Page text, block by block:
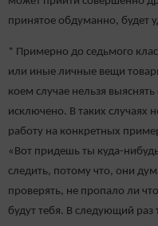
принятое обдуманно, будет
* Примерно до седьмого
или иные личные вещи
коем случае нельзя
исключено. В таких случаях
работу на конкретных
«Вот придешь ты куда-
следить, потому что, они
проверять, не пропало ли
будут тебя. В следующий раз